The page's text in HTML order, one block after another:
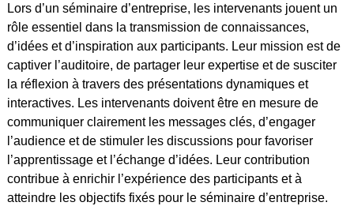
Lors d’un séminaire d’entreprise, les intervenants jouent un
rôle essentiel dans la transmission de connaissances,
d’idées et d’inspiration aux participants. Leur mission est de
captiver l’auditoire, de partager leur expertise et de susciter
la réflexion à travers des présentations dynamiques et
interactives. Les intervenants doivent être en mesure de
communiquer clairement les messages clés, d’engager
l’audience et de stimuler les discussions pour favoriser
l’apprentissage et l’échange d’idées. Leur contribution
contribue à enrichir l’expérience des participants et à
atteindre les objectifs fixés pour le séminaire d’entreprise.